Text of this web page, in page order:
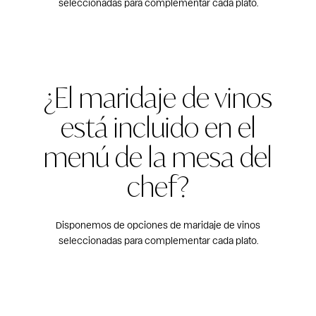
seleccionadas para complementar cada plato.
¿El maridaje de vinos
está incluido en el
menú de la mesa del
chef?
Disponemos de opciones de maridaje de vinos
seleccionadas para complementar cada plato.